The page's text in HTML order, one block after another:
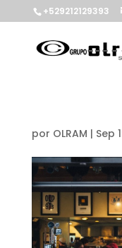
+529212129393
por OLRAM | Sep